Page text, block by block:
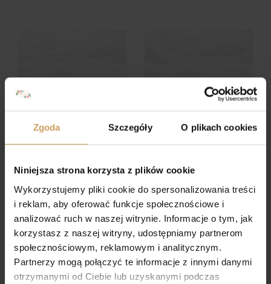
Zgoda Szczegóły O plikach cookies
Niniejsza strona korzysta z plików cookie
Wykorzystujemy pliki cookie do spersonalizowania treści
i reklam, aby oferować funkcje społecznościowe i
analizować ruch w naszej witrynie. Informacje o tym, jak
korzystasz z naszej witryny, udostępniamy partnerom
społecznościowym, reklamowym i analitycznym.
Partnerzy mogą połączyć te informacje z innymi danymi
otrzymanymi od Ciebie lub uzyskanymi podczas
Dostępne
Stacjonarnie
BUTY KOMUNIJNE 712
169,00zł
Dostępne
Stacjonarnie
BUTY KOMUNIJNE F31
169,00zł